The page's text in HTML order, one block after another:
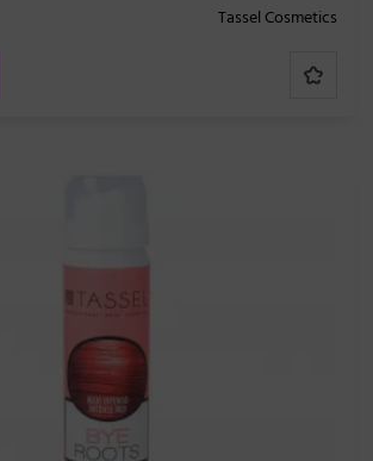
Tassel Cosmetics